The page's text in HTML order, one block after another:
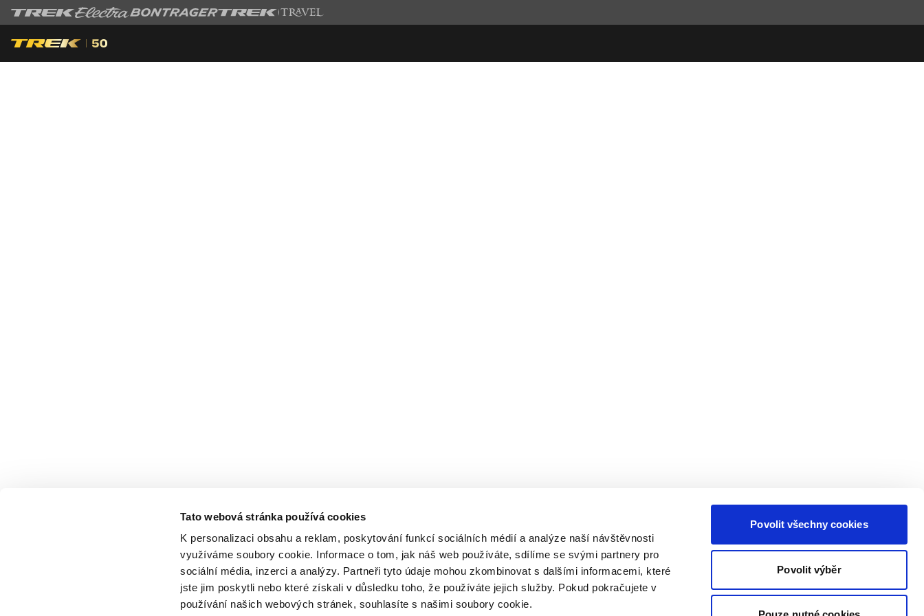
Tato webová stránka používá cookies
K personalizaci obsahu a reklam, poskytování funkcí sociálních médií a analýze naší návštěvnosti
využíváme soubory cookie. Informace o tom, jak náš web používáte, sdílíme se svými partnery pro
sociální média, inzerci a analýzy. Partneři tyto údaje mohou zkombinovat s dalšími informacemi, které
jste jim poskytli nebo které získali v důsledku toho, že používáte jejich služby. Pokud pokračujete v
používání našich webových stránek, souhlasíte s našimi soubory cookie.
Povolit všechny cookies
Povolit výběr